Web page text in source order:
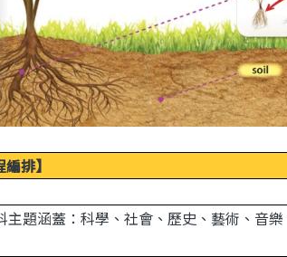
編排】
題涵蓋：科學、社會、歷史、藝術、音